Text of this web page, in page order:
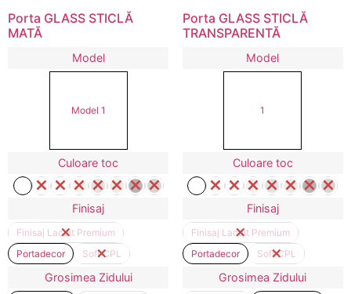
Porta GLASS STICLĂ
MATĂ
Model
Model 1
Culoare toc
Finisaj
Finisaj Lacuit Premium
Portadecor
Soft CPL
Grosimea Zidului
Porta GLASS STICLĂ
TRANSPARENTĂ
Model
1
Culoare toc
Finisaj
Finisaj Lacuit Premium
Portadecor
Soft CPL
Grosimea Zidului